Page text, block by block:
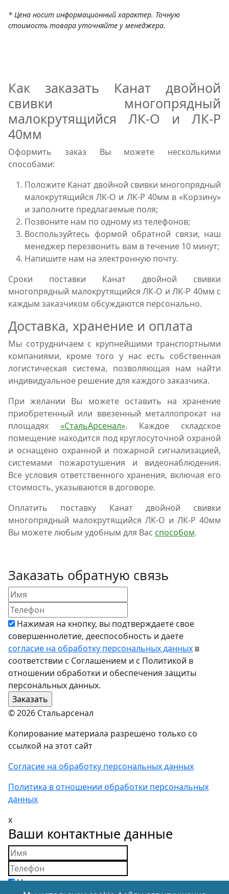
* Цена носит информационный характер. Точную
стоимость товара уточняйте у менеджера.
Как заказать Канат двойной
свивки многопрядный
малокрутящийся ЛК-О и ЛК-Р
40мм
Оформить заказ Вы можете несколькими
способами:
Положите Канат двойной свивки многопрядный
малокрутящийся ЛК-О и ЛК-Р 40мм в «Корзину»
и заполните предлагаемые поля;
Позвоните нам по одному из телефонов;
Воспользуйтесь формой обратной связи, наш
менеджер перезвонить вам в течение 10 минут;
Напишите нам на электронную почту.
Сроки поставки Канат двойной свивки
многопрядный малокрутящийся ЛК-О и ЛК-Р 40мм с
каждым заказчиком обсуждаются персонально.
Доставка, хранение и оплата
Мы сотрудничаем с крупнейшими транспортными
компаниями, кроме того у нас есть собственная
логистическая система, позволяющая нам найти
индивидуальное решение для каждого заказчика.
При желании Вы можете оставить на хранение
приобретенный или ввезенный металлопрокат на
площадях «СтальАрсенал». Каждое складское
помещение находится под круглосуточной охраной
и оснащено охранной и пожарной сигнализацией,
системами пожаротушения и видеонаблюдения.
Все условия ответственного хранения, включая его
стоимость, указываются в договоре.
Оплатить поставку Канат двойной свивки
многопрядный малокрутящийся ЛК-О и ЛК-Р 40мм
Вы можете любым удобным для Вас способом.
Заказать обратную связь
Нажимая на кнопку, вы подтверждаете свое
совершеннолетие, дееспособность и даете
согласие на обработку персональных данных в
соответствии с Соглашением и с Политикой в
отношении обработки и обеспечения защиты
персональных данных.
© 2026 Стальарсенал
Копирование материала разрешено только со
ссылкой на этот сайт
Согласие на обработку персональных данных
Политика в отношении обработки персональных
данных
x
Ваши контактные данные
Нажимая на кнопку, вы подтверждаете свое